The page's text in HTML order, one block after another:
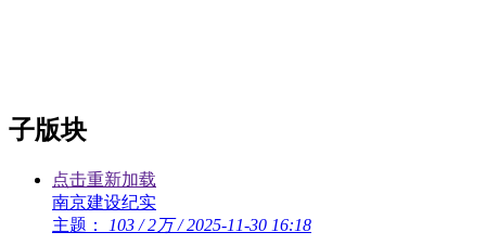
子版块
点击重新加载
南京建设纪实
主题：
103 /2万 /2025-11-30 16:18